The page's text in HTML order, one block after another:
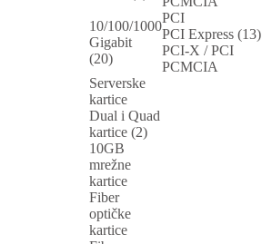
10/100/1000
Gigabit
(20)
PCI
PCI Express (13)
PCI-X / PCI
PCMCIA
Serverske
kartice
Dual i Quad
kartice (2)
10GB
mrežne
kartice
Fiber
optičke
kartice